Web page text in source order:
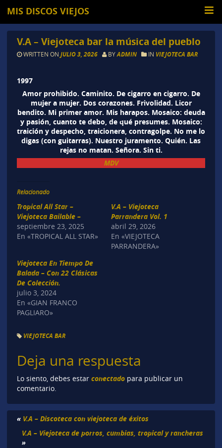
MIS DISCOS VIEJOS
V.A – Viejoteca bar la música del pueblo
WRITTEN ON JULIO 3, 2026 BYADMIN IN VIEJOTECA BAR
1997
Amor prohibido. Caminito. De cigarro en cigarro. De
mujer a mujer. Dos corazones. Frivolidad. Licor
bendito. Mi primer amor. Mis harapos. Mosaico: deuda
y pasión, cuanto te debo, de qué presumes. Mosaico:
traición y despecho, traicionera, contragolpe. No me lo
digas (con guitarras). Nuestro juramento. Quién. Las
rejas no matan. Señora. Sin ti.
MDV
Relacionado
Tropical All Star –
Viejoteca Bailable –
septiembre 23, 2025
En «TROPICAL ALL STAR»
V.A – Viejoteca
Parrandera Vol. 1
abril 29, 2026
En «VIEJOTECA
PARRANDERA»
Viejoteca En Tiempo De
Balada – Con 22 Clásicas
De Colección.
julio 3, 2024
En «GIAN FRANCO
PAGLIARO»
VIEJOTECA BAR
Deja una respuesta
Lo siento, debes estar conectadopara publicar un
comentario.
« V.A – Discoteca con viejoteca de éxitos
V.A – Viejoteca de porros, cumbias, tropical y rancheras
»